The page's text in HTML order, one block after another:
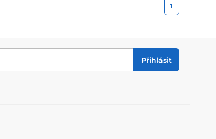
1
Přihlásit